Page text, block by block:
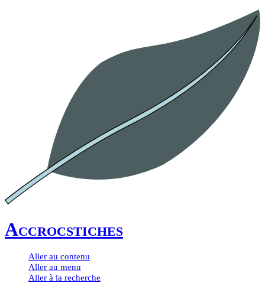
Accrocstiches
Aller au contenu
Aller au menu
Aller à la recherche